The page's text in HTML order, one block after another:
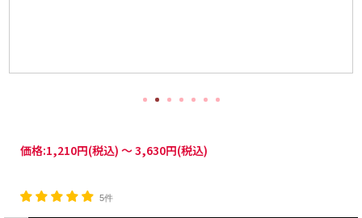
価格:1,210円(税込) ～3,630円(税込)
5件